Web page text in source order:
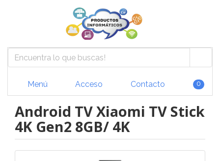
Menú Acceso Contacto 0
Android TV Xiaomi TV Stick
4K Gen2 8GB/ 4K